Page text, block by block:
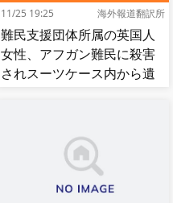
11/25 19:25 海外報道翻訳所
難民支援団体所属の英国人
女性、アフガン難民に殺害
されスーツケース内から遺